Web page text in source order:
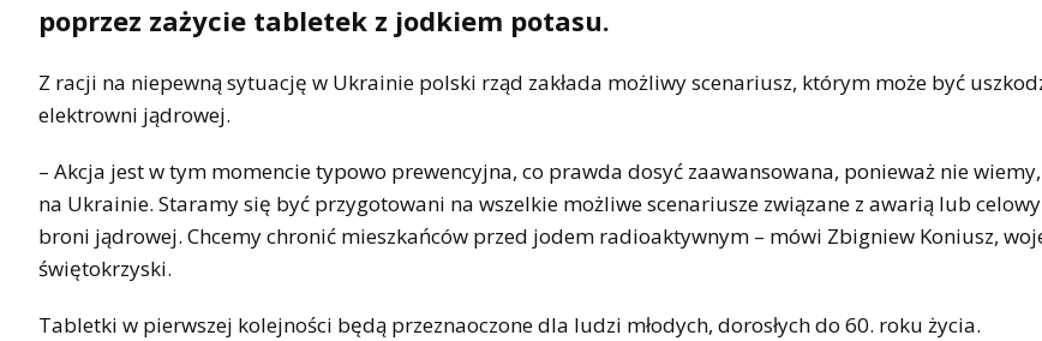
poprzez zażycie tabletek z jodkiem potasu.
Z racji na niepewną sytuację w Ukrainie polski rząd zakłada możliwy scenariusz, którym może być
elektrowni jądrowej.
– Akcja jest w tym momencie typowo prewencyjna, co prawda dosyć zaawansowana, ponieważ nie
na Ukrainie. Staramy się być przygotowani na wszelkie możliwe scenariusze związane z awarią lub
broni jądrowej. Chcemy chronić mieszkańców przed jodem radioaktywnym – mówi Zbigniew Koniusz,
świętokrzyski.
Tabletki w pierwszej kolejności będą przeznaoczone dla ludzi młodych, dorosłych do 60. roku życia.